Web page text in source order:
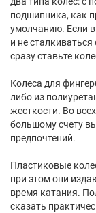
подшипника, как
умолчанию. Если
и не
сразу ставьте
Колеса для
либо из
жесткости. Во
большому счету
предпочтений.
Пластиковые
при этом они
время катания.
сказать